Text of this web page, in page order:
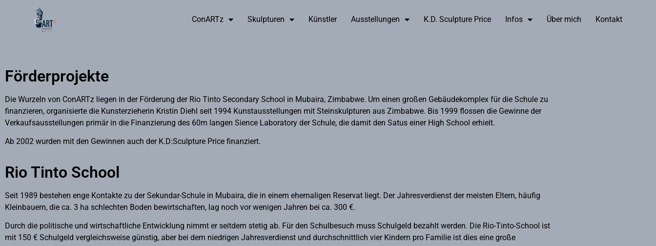
ConARTz Skulpturen Künstler Ausstellungen K.D. Sculpture Price Infos Über mich Kontakt
Förderprojekte
Die Wurzeln von ConARTz liegen in der Förderung der Rio Tinto Secondary School in Mubaira, Zimbabwe. Um einen großen Gebäudekomplex für die Schule zu
finanzieren, organisierte die Kunsterzieherin Kristin Diehl seit 1994 Kunstausstellungen mit Steinskulpturen aus Zimbabwe. Bis 1999 flossen die Gewinne der
Verkaufsausstellungen primär in die Finanzierung des 60m langen Sience Laboratory der Schule, die damit den Satus einer High School erhielt.
Ab 2002 wurden mit den Gewinnen auch der K.D:Sculpture Price finanziert.
Rio Tinto School
Seit 1989 bestehen enge Kontakte zu der Sekundar-Schule in Mubaira, die in einem ehemaligen Reservat liegt. Der Jahresverdienst der meisten Eltern, häufig
Kleinbauern, die ca. 3 ha schlechten Boden bewirtschaften, lag noch vor wenigen Jahren bei ca. 300 €.
Durch die politische und wirtschaftliche Entwicklung nimmt er seitdem stetig ab. Für den Schulbesuch muss Schulgeld bezahlt werden. Die Rio-Tinto-School ist
mit 150 € Schulgeld vergleichsweise günstig, aber bei dem niedrigen Jahresverdienst und durchschnittlich vier Kindern pro Familie ist dies eine große